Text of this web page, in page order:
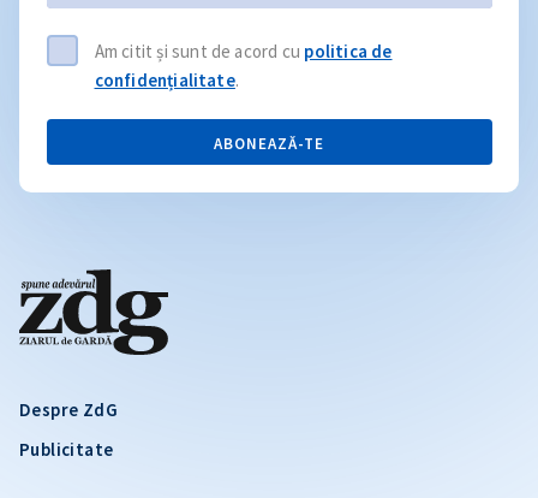
Despre ZdG
Publicitate
Am citit și sunt de acord cu politica de
confidențialitate.
ABONEAZĂ-TE